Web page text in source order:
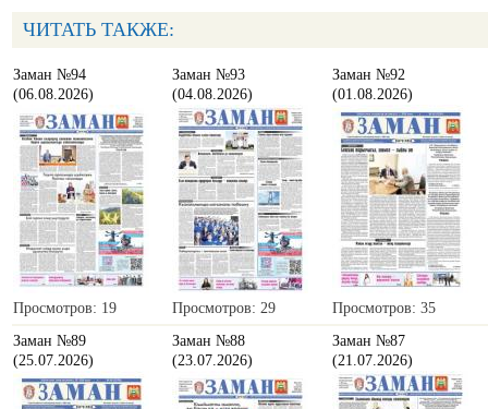
ЧИТАТЬ ТАКЖЕ:
Заман №94
(06.08.2026)
Просмотров: 19
Заман №93
(04.08.2026)
Просмотров: 29
Заман №92
(01.08.2026)
Просмотров: 35
Заман №89
(25.07.2026)
Заман №88
(23.07.2026)
Заман №87
(21.07.2026)